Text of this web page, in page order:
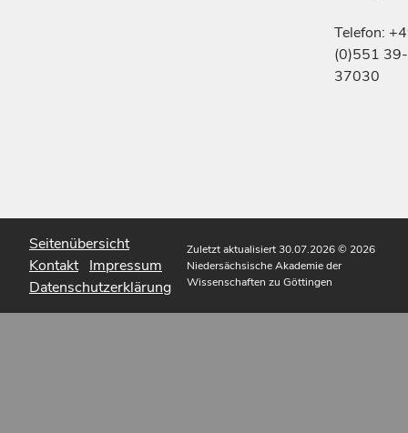
Telefon:
(0)551 39-
37030
Seitenübersicht
Kontakt Impressum
Datenschutzerklärung
Zuletzt aktualisiert 30.07.2026© 2026
Niedersächsische Akademie der
Wissenschaften zu Göttingen